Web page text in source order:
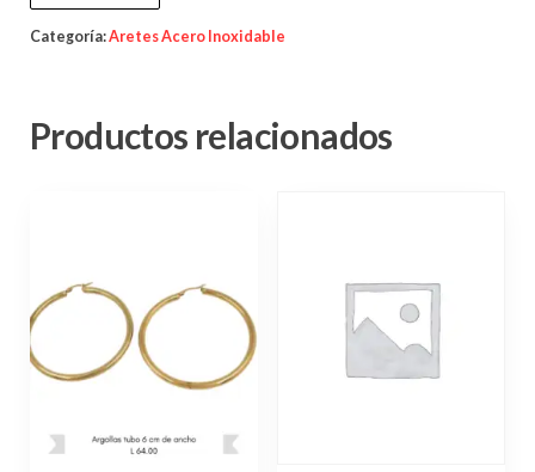
Categoría:Aretes Acero Inoxidable
Productos relacionados